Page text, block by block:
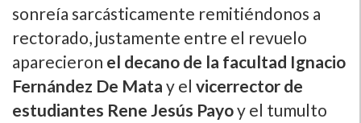
sonreí­a sarcásticamente remitiéndonos a
rectorado, justamente entre el revuelo
aparecieron el decano de la facultad Ignacio
Fernández De Mata y el vicerrector de
estudiantes Rene Jesús Payoy el tumulto